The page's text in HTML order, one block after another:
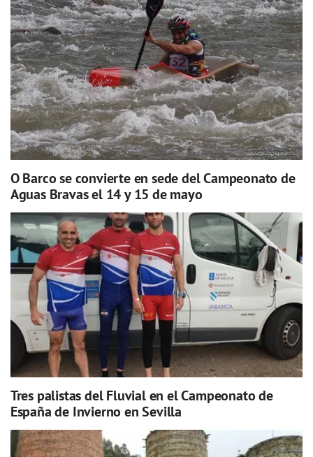
O Barco se convierte en sede del Campeonato de
Aguas Bravas el 14 y 15 de mayo
Tres palistas del Fluvial en el Campeonato de
España de Invierno en Sevilla